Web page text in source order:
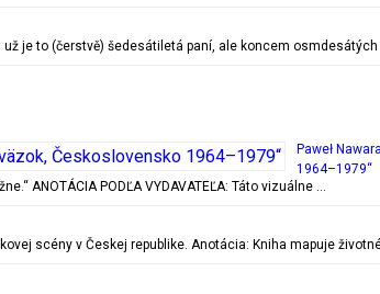
je to (čerstvě) šedesátiletá paní, ale koncem osmdesátých
Paweł
1964–1979“
ANOTÁCIA PODĽA VYDAVATEĽA: Táto vizuálne …
scény v Českej republike. Anotácia: Kniha mapuje